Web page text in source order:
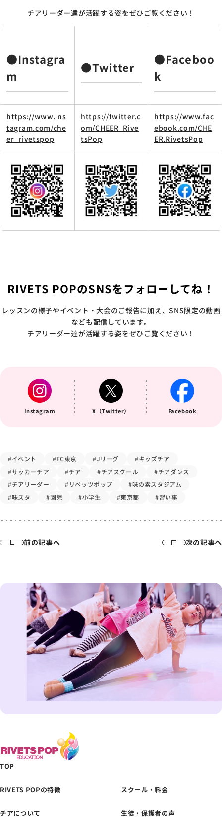
チアリーダー達が活躍する姿をぜひご覧ください！
●Instagra
m
●Twitter
●Faceboo
k
https://www.ins
tagram.com/che
er_rivetspop
https://twitter.c
om/CHEER_Rive
tsPop
https://www.fac
ebook.com/CHE
ER.RivetsPop
RIVETS POPのSNSをフォローしてね！
レッスンの様子やイベント・大会のご報告に加え、SNS限定の動画
なども配信しています。
チアリーダー達が活躍する姿をぜひご覧ください！
Instagram X（Twitter） Facebook
#イベント #FC東京 #Jリーグ
#キッズチア
#サッカーチア
#チア #チアスクール
#チアダンス
#チアリーダー
#リベッツポップ
#味の素スタジアム
#味スタ
#園児 #小学生 #東京都 #習い事
前の記事へ 次の記事へ
TOP
RIVETS POPの特徴 スクール・料金
チアについて 生徒・保護者の声